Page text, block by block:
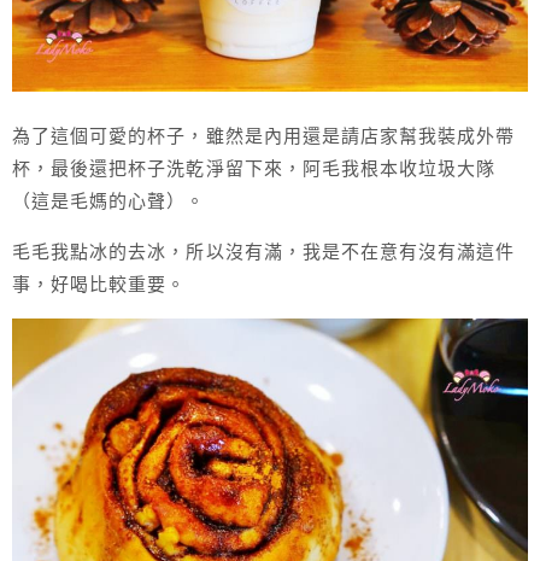
為了這個可愛的杯子，雖然是內用還是請店家幫我裝成外帶
杯，最後還把杯子洗乾淨留下來，阿毛我根本收垃圾大隊
（這是毛媽的心聲）。
毛毛我點冰的去冰，所以沒有滿，我是不在意有沒有滿這件
事，好喝比較重要。